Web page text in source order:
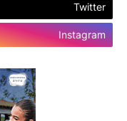
Twitter
Instagram